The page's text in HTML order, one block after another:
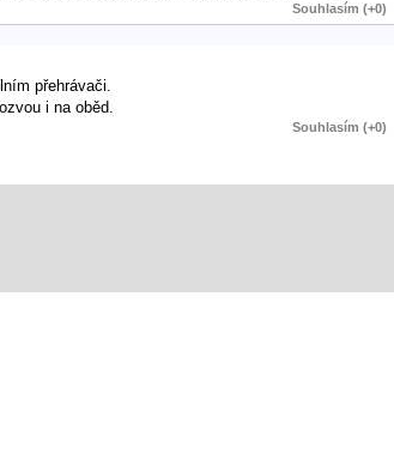
Souhlasím (+0)
přehrávači.
i na oběd.
Souhlasím (+0)